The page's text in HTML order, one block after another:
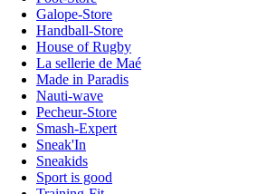
Galope-Store
Handball-Store
House of Rugby
La sellerie de Maé
Made in Paradis
Nauti-wave
Pecheur-Store
Smash-Expert
Sneak'In
Sneakids
Sport is good